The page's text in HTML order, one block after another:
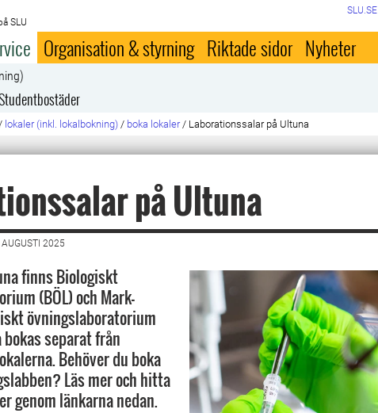
SLU
SLU.SE
Organisation & styrning Riktade sidor Nyheter
lokaler (inkl. lokalbokning) / boka lokaler / Laborationssalar på Ultuna
på Ultuna
2025
finns Biologiskt
(BÖL) och Mark-
övningslaboratorium
bokas separat från
Behöver du boka
Läs mer och hitta
genom länkarna nedan.